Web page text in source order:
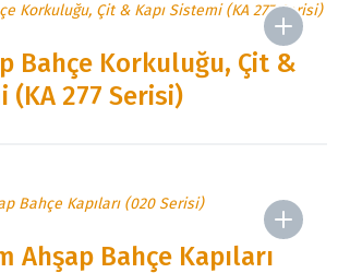
Bahçe Korkuluğu, Çit &
(KA 277 Serisi)
Ahşap Bahçe Kapıları